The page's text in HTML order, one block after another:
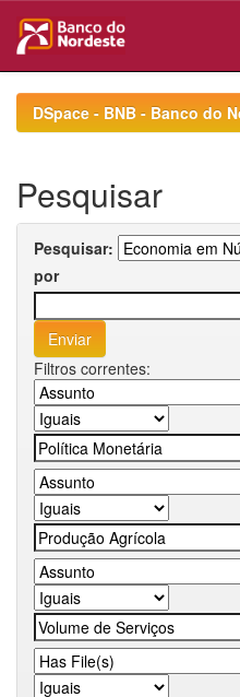
navigationDSpace - BNB - Banco do
Pesquisar
Pesquisar:
por
Filtros correntes: